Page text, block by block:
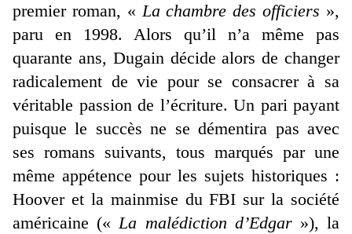
premier roman, «La chambre des officiers »,
paru en 1998. Alors qu’il n’a même pas
quarante ans, Dugain décide alors de changer
radicalement de vie pour se consacrer à sa
véritable passion de l’écriture. Un pari payant
puisque le succès ne se démentira pas avec
ses romans suivants, tous marqués par une
même appétence pour les sujets historiques :
Hoover et la mainmise du FBI sur la société
américaine («La malédiction d’Edgar»), la